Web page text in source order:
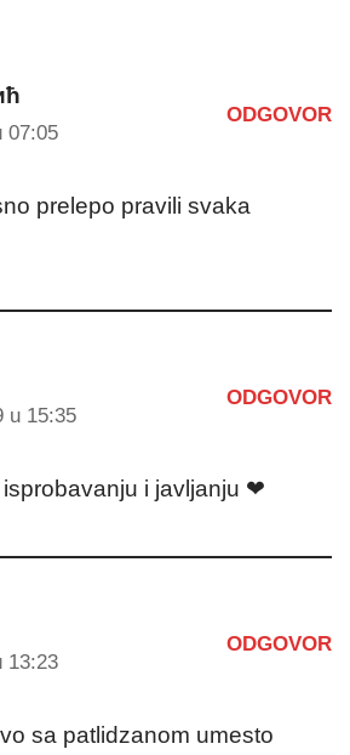
07:05
ODGOVOR
prelepo pravili svaka
u 15:35
ODGOVOR
i javljanju ❤
13:23
ODGOVOR
sa patlidzanom umesto